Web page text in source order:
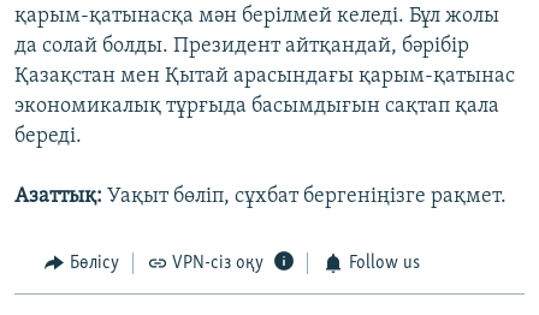
қарым-қатынасқа мән берілмей келеді. Бұл жолы
да солай болды. Президент айтқандай, бәрібір
Қазақстан мен Қытай арасындағы қарым-қатынас
экономикалық тұрғыда басымдығын сақтап қала
береді.
Азаттық: Уақыт бөліп, сұхбат бергеніңізге рақмет.
Бөлісу VPN-сіз оқу Follow us